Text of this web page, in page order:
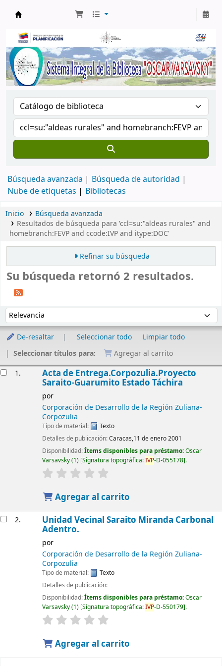
Búsqueda avanzada
Búsqueda de autoridad
Nube de etiquetas
Bibliotecas
Inicio
Búsqueda avanzada
Resultados de búsqueda para 'ccl=su:"aldeas rurales" and
homebranch:FEVP and ccode:IVP and itype:DOC'
Refinar su búsqueda
Su búsqueda retornó 2 resultados.
Ordenar por:
De-resaltar Seleccionar todo
Limpiar todo
Seleccionar títulos para:
Agregar al carrito
1. Acta de Entrega.Corpozulia.Proyecto
Saraito-Guarumito Estado Táchira
por
Corporación de Desarrollo de la Región Zuliana-
Corpozulia
Tipo de material:
Texto
Detalles de publicación:Caracas,11 de enero 2001
Disponibilidad:Ítems disponibles para préstamo:Oscar
Varsavsky(1) Signatura topográfica:IVP-D-055178 .
Agregar al carrito
2. Unidad Vecinal Saraito Miranda Carbonal
Adentro.
por
Corporación de Desarrollo de la Región Zuliana-
Corpozulia
Tipo de material:
Texto
Detalles de publicación:
Disponibilidad:Ítems disponibles para préstamo:Oscar
Varsavsky(1) Signatura topográfica:IVP-D-550179 .
Agregar al carrito